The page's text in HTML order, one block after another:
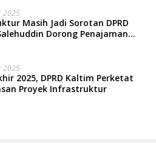
2025
Masih Jadi Sorotan DPRD
Dorong Penajaman
2025
2025, DPRD Kaltim Perketat
Proyek Infrastruktur